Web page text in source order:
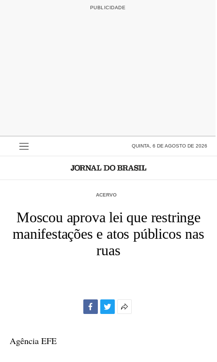
QUINTA, 6 DE AGOSTO DE 2026
ACERVO
Moscou aprova lei que restringe
manifestações e atos públicos nas
ruas
Agência EFE